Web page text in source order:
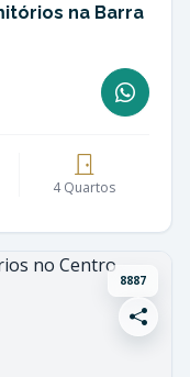
na Barra
4 Quartos
8887